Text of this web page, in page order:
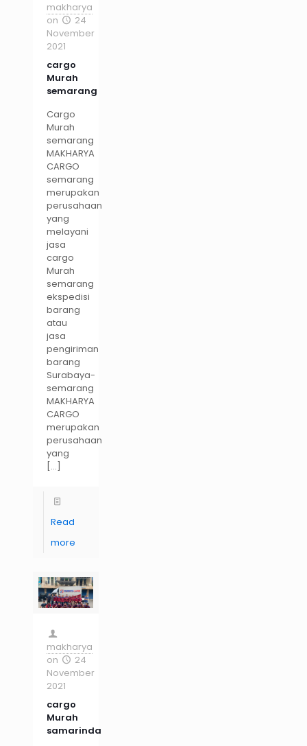
makharya
on
24
November
2021
cargo
Murah
semarang
Cargo
Murah
semarang
MAKHARYA
CARGO
semarang
merupakan
perusahaan
yang
melayani
jasa
cargo
Murah
semarang
ekspedisi
barang
atau
jasa
pengiriman
barang
Surabaya-
semarang
MAKHARYA
CARGO
merupakan
perusahaan
yang
[…]
Read
more
makharya
on
24
November
2021
cargo
Murah
samarinda